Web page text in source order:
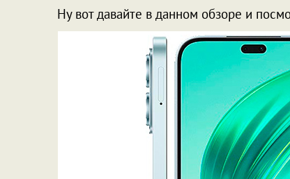
Ну вот давайте в данном обзоре и